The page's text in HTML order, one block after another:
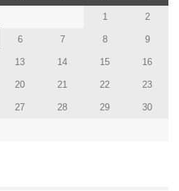
1 2
6 7 8 9
13 14 15 16
20 21 22 23
27 28 29 30